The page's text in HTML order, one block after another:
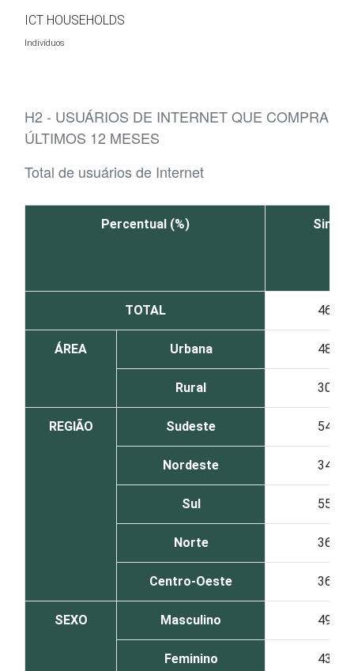
ICT HOUSEHOLDS
Indivíduos
H2 - USUÁRIOS DE INTERNET QUE
ÚLTIMOS 12 MESES
Total de usuários de Internet
Percentual (%) Sim
TOTAL 46
ÁREA Urbana 48
Rural 30
REGIÃO Sudeste 54
Nordeste 34
Sul 55
Norte 36
Centro-Oeste 36
SEXO Masculino 49
Feminino 43